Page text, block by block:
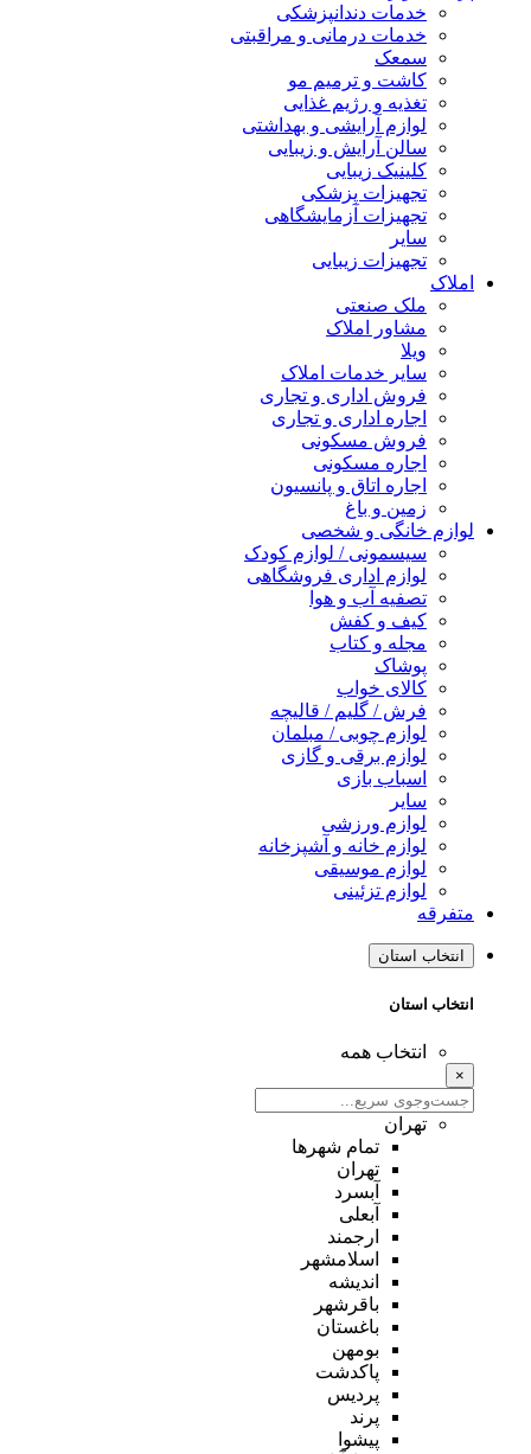
خدمات دندانپزشکی
خدمات درمانی و مراقبتی
سمعک
کاشت و ترمیم مو
تغذیه و رژیم غذایی
لوازم آرایشی و بهداشتی
سالن آرایش و زیبایی
کلینیک زیبایی
تجهیزات پزشکی
تجهیزات آزمایشگاهی
سایر
تجهیزات زیبایی
املاک
ملک صنعتی
مشاور املاک
ویلا
سایر خدمات املاک
فروش اداری و تجاری
اجاره اداری و تجاری
فروش مسکونی
اجاره مسکونی
اجاره اتاق و پانسیون
زمین و باغ
لوازم خانگی و شخصی
سیسمونی / لوازم کودک
لوازم اداری فروشگاهی
تصفیه آب و هوا
کیف و کفش
مجله و کتاب
پوشاک
کالای خواب
فرش / گلیم / قالیچه
لوازم چوبی / مبلمان
لوازم برقی و گازی
اسباب بازی
سایر
لوازم ورزشی
لوازم خانه و آشپزخانه
لوازم موسیقی
لوازم تزئینی
متفرقه
انتخاب استان
انتخاب استان
انتخاب همه
×
تهران
تمام شهر‌ها
تهران
آبسرد
آبعلی
ارجمند
اسلامشهر
اندیشه
باقرشهر
باغستان
بومهن
پاکدشت
پردیس
پرند
پیشوا